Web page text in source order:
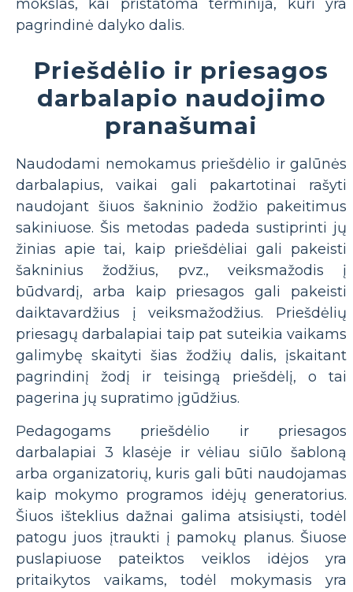
mokslas, kai pristatoma terminija, kuri yra
pagrindinė dalyko dalis.
Priešdėlio ir priesagos
darbalapio naudojimo
pranašumai
Naudodami nemokamus priešdėlio ir galūnės
darbalapius, vaikai gali pakartotinai rašyti
naudojant šiuos šakninio žodžio pakeitimus
sakiniuose. Šis metodas padeda sustiprinti jų
žinias apie tai, kaip priešdėliai gali pakeisti
šakninius žodžius, pvz., veiksmažodis į
būdvardį, arba kaip priesagos gali pakeisti
daiktavardžius į veiksmažodžius. Priešdėlių
priesagų darbalapiai taip pat suteikia vaikams
galimybę skaityti šias žodžių dalis, įskaitant
pagrindinį žodį ir teisingą priešdėlį, o tai
pagerina jų supratimo įgūdžius.
Pedagogams priešdėlio ir priesagos
darbalapiai 3 klasėje ir vėliau siūlo šabloną
arba organizatorių, kuris gali būti naudojamas
kaip mokymo programos idėjų generatorius.
Šiuos išteklius dažnai galima atsisiųsti, todėl
patogu juos įtraukti į pamokų planus. Šiuose
puslapiuose pateiktos veiklos idėjos yra
pritaikytos vaikams, todėl mokymasis yra